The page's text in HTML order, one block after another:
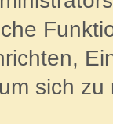
sich